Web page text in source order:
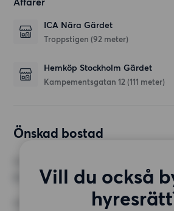
ICA Nära Gärdet
Troppstigen (92 meter)
Hemköp Stockholm Gärdet
Kampementsgatan 12 (111 meter)
Önskad bostad
Vill du också
MINST ANTAL KVADRATMETER